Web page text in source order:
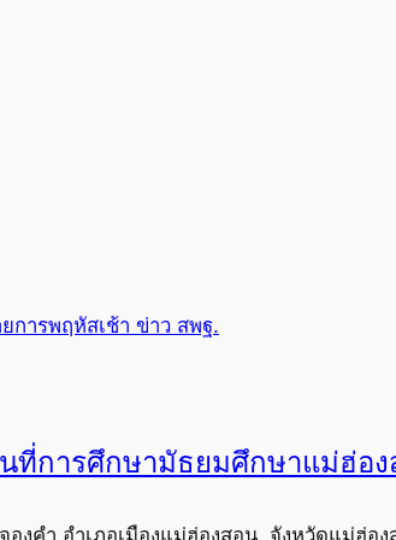
ยการพฤหัสเช้า ข่าว สพฐ.
ที่การศึกษามัธยมศึกษาแม่ฮ่อ